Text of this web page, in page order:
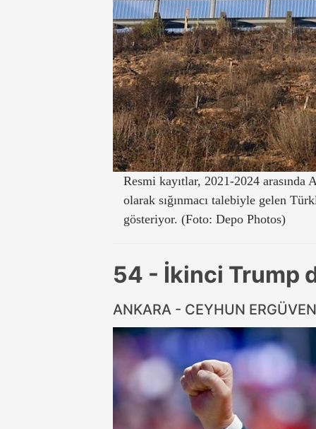
Resmi kayıtlar, 2021-2024 arasında
olarak sığınmacı talebiyle gelen
gösteriyor. (Foto: Depo Photos)
54 - İkinci Trump
ANKARA - CEYHUN